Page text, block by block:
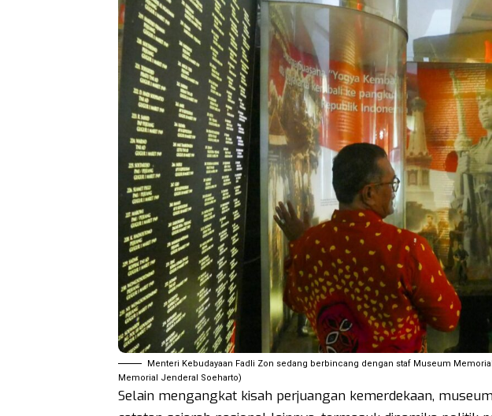
Menteri Kebudayaan Fadli Zon sedang berbincang dengan staf Museum
Memorial Jenderal Soeharto)
Selain mengangkat kisah perjuangan kemerdekaan,